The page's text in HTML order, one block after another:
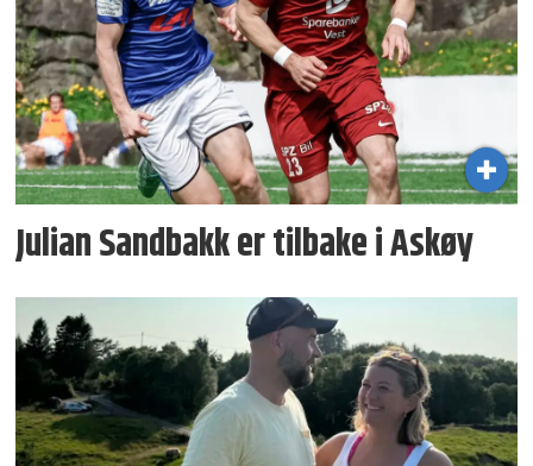
Julian Sandbakk er tilbake i Askøy